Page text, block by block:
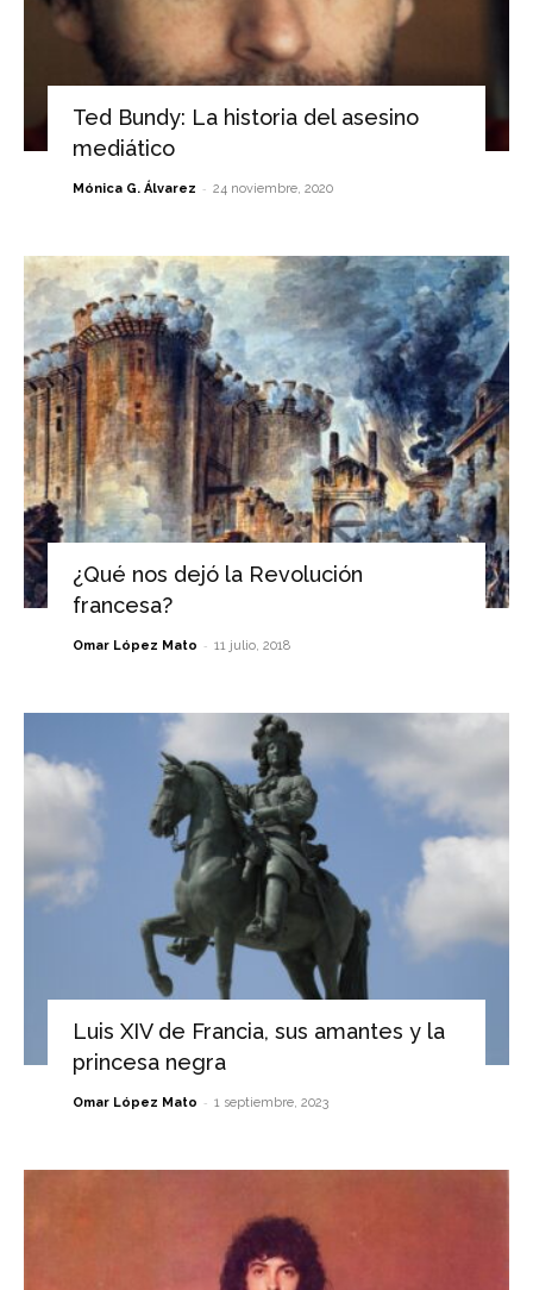
Ted Bundy: La historia del asesino
mediático
Mónica G. Álvarez - 24 noviembre, 2020
¿Qué nos dejó la Revolución
francesa?
Omar López Mato - 11 julio, 2018
Luis XIV de Francia, sus amantes y la
princesa negra
Omar López Mato - 1 septiembre, 2023